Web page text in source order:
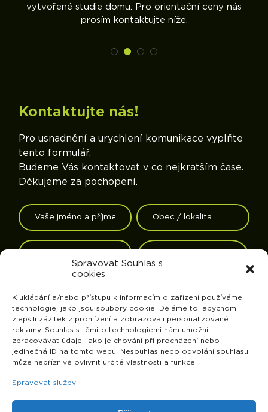
Spravovat Souhlas s
cookies
K ukládání a/nebo přístupu k informacím o zařízení používáme
technologie, jako jsou soubory cookie. Děláme to, abychom
zlepšili zážitek z prohlížení a zobrazovali personalizované
reklamy. Souhlas s těmito technologiemi nám umožní
zpracovávat údaje, jako je chování při procházení nebo
jedinečná ID na tomto webu. Nesouhlas nebo odvolání souhlasu
může nepříznivě ovlivnit určité vlastnosti a funkce.
Spravovat služby
vytvořené studie domu. Pro orientační ceny nás
prosím kontaktujte níže.
Kontaktujte nás!
Pro usnadnění a urychlení komunikace vyplňte
tento formulář.
Budeme Vás kontaktovat v co nejkratším čase.
Děkujeme za pochopení.